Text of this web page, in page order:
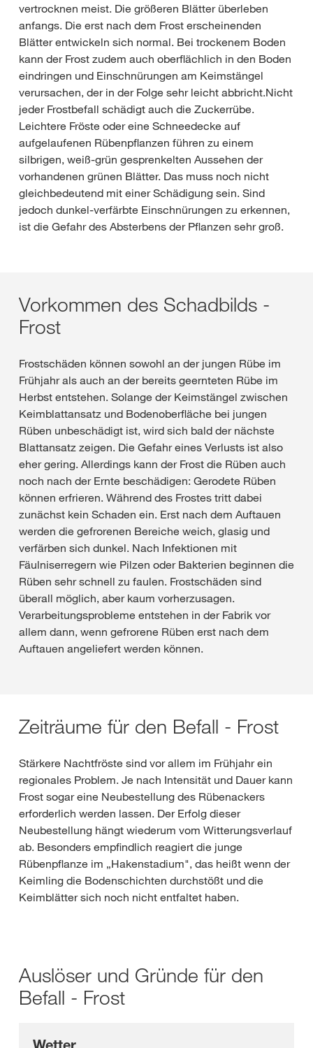
vertrocknen meist. Die größeren Blätter überleben
anfangs. Die erst nach dem Frost erscheinenden
Blätter entwickeln sich normal. Bei trockenem Boden
kann der Frost zudem auch oberflächlich in den Boden
eindringen und Einschnürungen am Keimstängel
verursachen, der in der Folge sehr leicht abbricht.Nicht
jeder Frostbefall schädigt auch die Zuckerrübe.
Leichtere Fröste oder eine Schneedecke auf
aufgelaufenen Rübenpflanzen führen zu einem
silbrigen, weiß-grün gesprenkelten Aussehen der
vorhandenen grünen Blätter. Das muss noch nicht
gleichbedeutend mit einer Schädigung sein. Sind
jedoch dunkel-verfärbte Einschnürungen zu erkennen,
ist die Gefahr des Absterbens der Pflanzen sehr groß.
Vorkommen des Schadbilds -
Frost
Frostschäden können sowohl an der jungen Rübe im
Frühjahr als auch an der bereits geernteten Rübe im
Herbst entstehen. Solange der Keimstängel zwischen
Keimblattansatz und Bodenoberfläche bei jungen
Rüben unbeschädigt ist, wird sich bald der nächste
Blattansatz zeigen. Die Gefahr eines Verlusts ist also
eher gering. Allerdings kann der Frost die Rüben auch
noch nach der Ernte beschädigen: Gerodete Rüben
können erfrieren. Während des Frostes tritt dabei
zunächst kein Schaden ein. Erst nach dem Auftauen
werden die gefrorenen Bereiche weich, glasig und
verfärben sich dunkel. Nach Infektionen mit
Fäulniserregern wie Pilzen oder Bakterien beginnen die
Rüben sehr schnell zu faulen. Frostschäden sind
überall möglich, aber kaum vorherzusagen.
Verarbeitungsprobleme entstehen in der Fabrik vor
allem dann, wenn gefrorene Rüben erst nach dem
Auftauen angeliefert werden können.
Zeiträume für den Befall - Frost
Stärkere Nachtfröste sind vor allem im Frühjahr ein
regionales Problem. Je nach Intensität und Dauer kann
Frost sogar eine Neubestellung des Rübenackers
erforderlich werden lassen. Der Erfolg dieser
Neubestellung hängt wiederum vom Witterungsverlauf
ab. Besonders empfindlich reagiert die junge
Rübenpflanze im „Hakenstadium", das heißt wenn der
Keimling die Bodenschichten durchstößt und die
Keimblätter sich noch nicht entfaltet haben.
Auslöser und Gründe für den
Befall - Frost